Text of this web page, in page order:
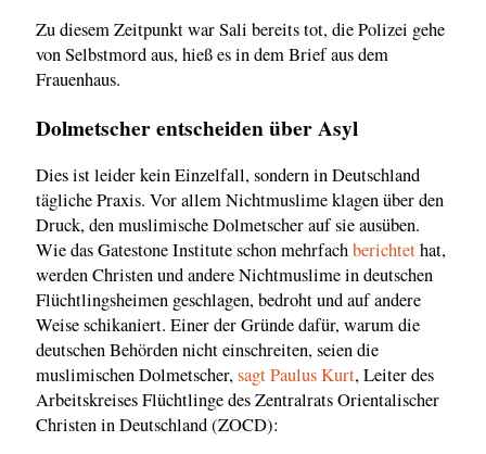
Zu diesem Zeitpunkt war Sali bereits tot, die Polizei gehe
von Selbstmord aus, hieß es in dem Brief aus dem
Frauenhaus.
Dolmetscher entscheiden über Asyl
Dies ist leider kein Einzelfall, sondern in Deutschland
tägliche Praxis. Vor allem Nichtmuslime klagen über den
Druck, den muslimische Dolmetscher auf sie ausüben.
Wie das Gatestone Institute schon mehrfachberichtethat,
werden Christen und andere Nichtmuslime in deutschen
Flüchtlingsheimen geschlagen, bedroht und auf andere
Weise schikaniert. Einer der Gründe dafür, warum die
deutschen Behörden nicht einschreiten, seien die
muslimischen Dolmetscher,sagt Paulus Kurt, Leiter des
Arbeitskreises Flüchtlinge des Zentralrats Orientalischer
Christen in Deutschland (ZOCD):